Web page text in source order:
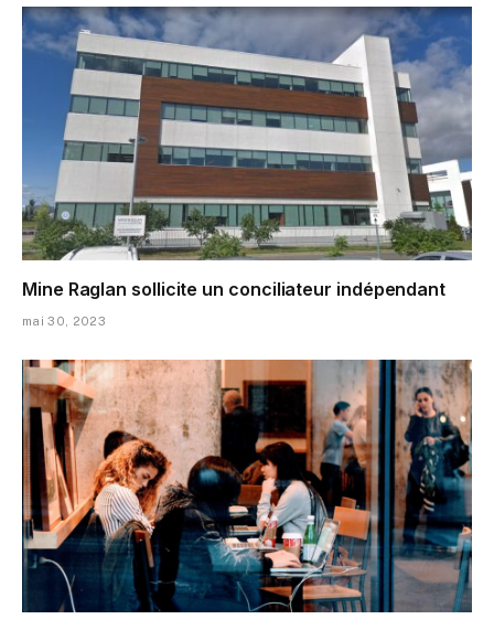
Mine Raglan sollicite un conciliateur indépendant
mai 30, 2023